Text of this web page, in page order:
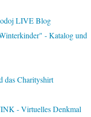
LIVE Blog
- Katalog und
das Charityshirt
- Virtuelles Denkmal